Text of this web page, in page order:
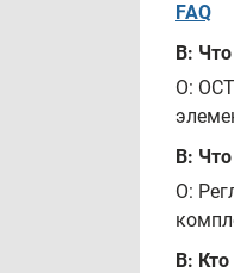
FAQ
В: Что
О:
В: Что
О:
В: